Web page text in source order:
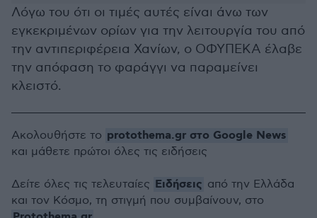
Λόγω του ότι οι τιμές αυτές είναι άνω των
εγκεκριμένων ορίων για την λειτουργία του από
την αντιπεριφέρεια Χανίων, ο ΟΦΥΠΕΚΑ έλαβε
την απόφαση το φαράγγι να παραμείνει
κλειστό.
Ακολουθήστε το protothema.gr στο Google News
και μάθετε πρώτοι όλες τις ειδήσεις
Δείτε όλες τις τελευταίες Ειδήσεις από την Ελλάδα
και τον Κόσμο, τη στιγμή που συμβαίνουν, στο